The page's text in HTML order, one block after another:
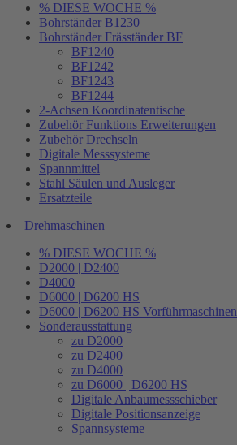
% DIESE WOCHE %
Bohrständer B1230
Bohrständer Fräsständer BF
BF1240
BF1242
BF1243
BF1244
2-Achsen Koordinatentische
Zubehör Funktions Erweiterungen
Zubehör Drechseln
Digitale Messsysteme
Spannmittel
Stahl Säulen und Ausleger
Ersatzteile
Drehmaschinen
% DIESE WOCHE %
D2000 | D2400
D4000
D6000 | D6200 HS
D6000 | D6200 HS Vorführmaschinen
Sonderausstattung
zu D2000
zu D2400
zu D4000
zu D6000 | D6200 HS
Digitale Anbaumessschieber
Digitale Positionsanzeige
Spannsysteme